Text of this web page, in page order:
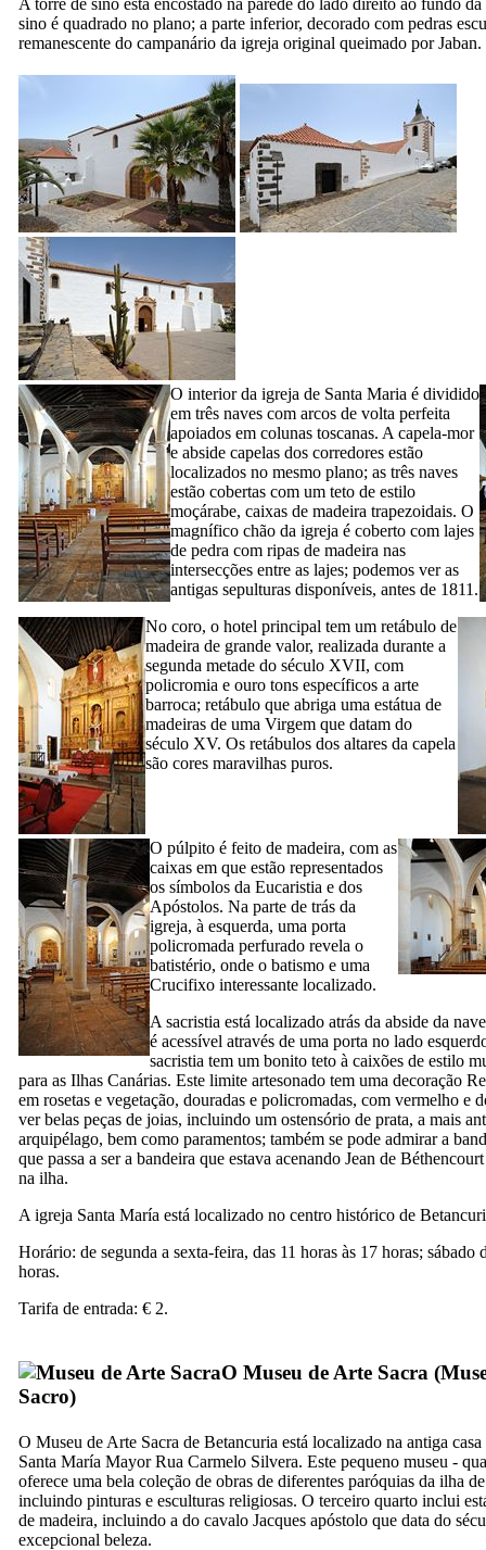
sino é quadrado no plano; a parte inferior, decorado com pedras
remanescente do campanário da igreja original queimado porJaban.
O interior da igreja de Santa Maria é dividido
em três naves com arcos de volta perfeita
apoiados em colunas toscanas. A capela-mor
e abside capelas dos corredores estão
localizados no mesmo plano; as três naves
estão cobertas com um teto de estilo
moçárabe, caixas de madeira trapezoidais. O
magnífico chão da igreja é coberto com lajes
de pedra com ripas de madeira nas
intersecções entre as lajes; podemos ver as
antigas sepulturas disponíveis, antes de 1811.
No coro, o hotel principal tem um retábulo de
madeira de grande valor, realizada durante a
segunda metade do século XVII, com
policromia e ouro tons específicos a arte
barroca; retábulo que abriga uma estátua de
madeiras de uma Virgem que datam do
século XV. Os retábulos dos altares da capela
são cores maravilhas puros.
O púlpito é feito de madeira, com as
caixas em que estão representados
os símbolos da Eucaristia e dos
Apóstolos. Na parte de trás da
igreja, à esquerda, uma porta
policromada perfurado revela o
batistério, onde o batismo e uma
Crucifixo interessante localizado.
A sacristia está localizado atrás da abside da
é acessível através de uma porta no lado
sacristia tem um bonito teto à caixões de estilo
para as Ilhas Canárias. Este limite artesonado tem uma decoração
em rosetas e vegetação, douradas e policromadas, com vermelho e
ver belas peças de joias, incluindo um ostensório de prata, a mais
arquipélago, bem como paramentos; também se pode admirar a
que passa a ser a bandeira que estava acenando Jean de Béthencourt
na ilha.
A igreja Santa María está localizado no centro histórico de
Horário: de segunda a sexta-feira, das 11 horas às 17 horas; sábado
horas.
Tarifa de entrada: € 2.
O Museu de Arte Sacra (
Sacro)
O Museu de Arte Sacra de Betancuria está localizado na antiga
Santa María Mayor Rua Carmelo Silvera. Este pequeno museu -
oferece uma bela coleção de obras de diferentes paróquias da ilha
incluindo pinturas e esculturas religiosas. O terceiro quarto inclui
de madeira, incluindo a do cavalo Jacques apóstolo que data do
excepcional beleza.